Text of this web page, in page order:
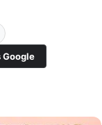
Google